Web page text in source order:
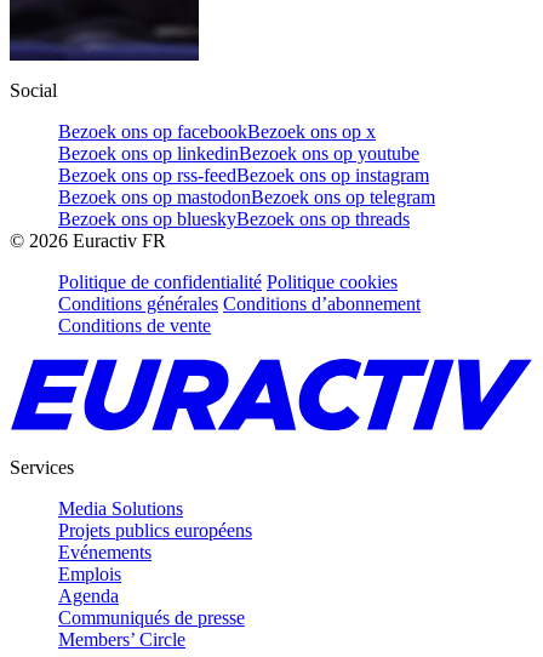
Social
Bezoek ons op facebookBezoek ons op x
Bezoek ons op linkedinBezoek ons op youtube
Bezoek ons op rss-feedBezoek ons op instagram
Bezoek ons op mastodonBezoek ons op telegram
Bezoek ons op blueskyBezoek ons op threads
© 2026 Euractiv FR
Politique de confidentialité Politique cookies
Conditions générales Conditions d’abonnement
Conditions de vente
Services
Media Solutions
Projets publics européens
Evénements
Emplois
Agenda
Communiqués de presse
Members’ Circle